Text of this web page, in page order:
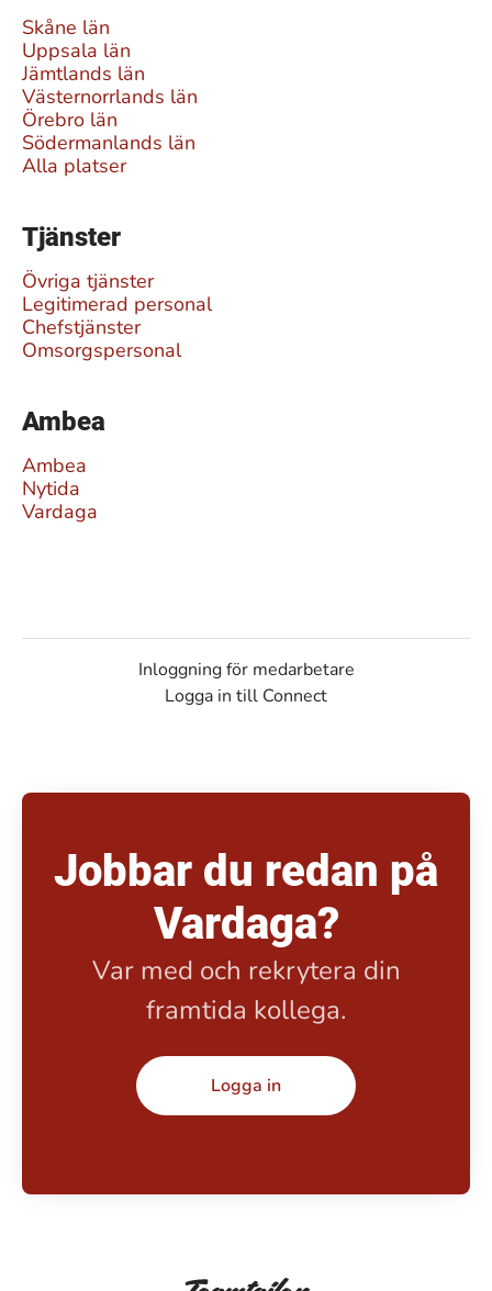
Skåne län
Uppsala län
Jämtlands län
Västernorrlands län
Örebro län
Södermanlands län
Alla platser
Tjänster
Övriga tjänster
Legitimerad personal
Chefstjänster
Omsorgspersonal
Ambea
Ambea
Nytida
Vardaga
Inloggning för medarbetare
Logga in till Connect
Jobbar du redan på
Vardaga?
Var med och rekrytera din
framtida kollega.
Logga in